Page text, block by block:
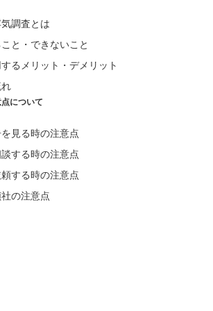
調査とは
と・できないこと
るメリット・デメリット
について
見る時の注意点
する時の注意点
する時の注意点
の注意点